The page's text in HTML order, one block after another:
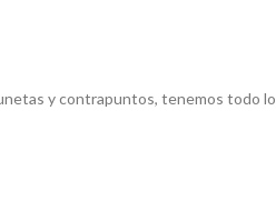
y contrapuntos, tenemos todo lo